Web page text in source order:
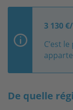
3 130
C’est
De quelle